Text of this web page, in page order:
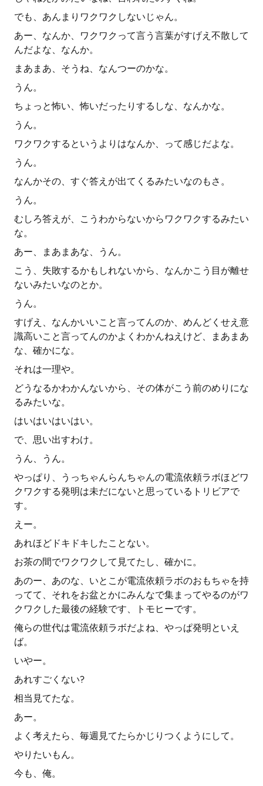
でも、あんまりワクワクしないじゃん。
あー、なんか、ワクワクって言う言葉がすげえ不散して
んだよな、なんか。
まあまあ、そうね、なんつーのかな。
うん。
ちょっと怖い、怖いだったりするしな、なんかな。
うん。
ワクワクするというよりはなんか、って感じだよな。
うん。
なんかその、すぐ答えが出てくるみたいなのもさ。
うん。
むしろ答えが、こうわからないからワクワクするみたい
な。
あー、まあまあな、うん。
こう、失敗するかもしれないから、なんかこう目が離せ
ないみたいなのとか。
うん。
すげえ、なんかいいこと言ってんのか、めんどくせえ意
識高いこと言ってんのかよくわかんねえけど、まあまあ
な、確かにな。
それは一理や。
どうなるかわかんないから、その体がこう前のめりにな
るみたいな。
はいはいはいはい。
で、思い出すわけ。
うん、うん。
やっぱり、うっちゃんらんちゃんの電流依頼ラボほどワ
クワクする発明は未だにないと思っているトリビアで
す。
えー。
あれほどドキドキしたことない。
お茶の間でワクワクして見てたし、確かに。
あのー、あのな、いとこが電流依頼ラボのおもちゃを持
ってて、それをお盆とかにみんなで集まってやるのがワ
クワクした最後の経験です、トモヒーです。
俺らの世代は電流依頼ラボだよね、やっぱ発明といえ
ば。
いやー。
あれすごくない?
相当見てたな。
あー。
よく考えたら、毎週見てたらかじりつくようにして。
やりたいもん。
今も、俺。